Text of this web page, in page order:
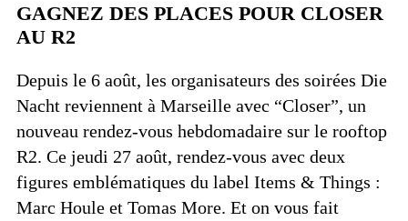
GAGNEZ DES PLACES POUR CLOSER
AU R2
Depuis le 6 août, les organisateurs des soirées Die
Nacht reviennent à Marseille avec “Closer”, un
nouveau rendez-vous hebdomadaire sur le rooftop
R2. Ce jeudi 27 août, rendez-vous avec deux
figures emblématiques du label Items & Things :
Marc Houle et Tomas More. Et on vous fait